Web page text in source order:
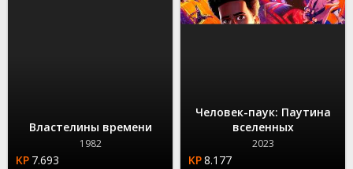
Властелины времени
1982
7.693
Человек-паук: Паутина
вселенных
2023
8.177